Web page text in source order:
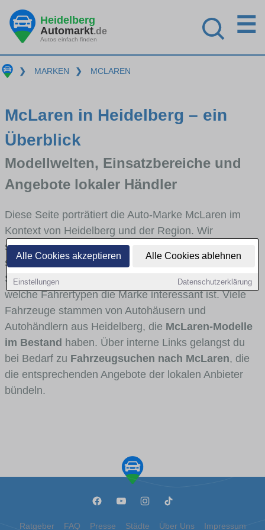
Alle Cookies akzeptieren Alle Cookies ablehnen
Einstellungen Datenschutzerklärung
Heidelberg
Automarkt.de
Autos einfach finden
☰
❯ MARKEN ❯ MCLAREN
McLaren in Heidelberg – ein
Überblick
Modellwelten, Einsatzbereiche und
Angebote lokaler Händler
Diese Seite porträtiert die Auto-Marke McLaren im
Kontext von Heidelberg und der Region. Wir
skizzieren, in welchen Fahrzeugklassen McLaren
stark vertreten ist, welche Modellreihen häufig im
Stadt- und Umlandverkehr zu sehen sind und für
welche Fahrertypen die Marke interessant ist. Viele
Fahrzeuge stammen von Autohäusern und
Autohändlern aus Heidelberg, die McLaren-Modelle
im Bestand haben. Über interne Links gelangst du
bei Bedarf zu Fahrzeugsuchen nach McLaren, die
die entsprechenden Angebote der lokalen Anbieter
bündeln.
Ratgeber FAQ Presse Städte Über Uns Impressum